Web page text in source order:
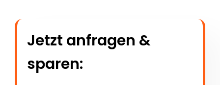
Jetzt anfragen &
sparen: